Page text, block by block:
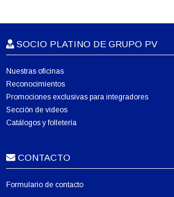
SOCIO PLATINO DE GRUPO PV
Nuestras oficinas
Reconocimientos
Promociones exclusivas para integradores
Sección de videos
Catálogos y folletería
CONTACTO
Formulario de contacto